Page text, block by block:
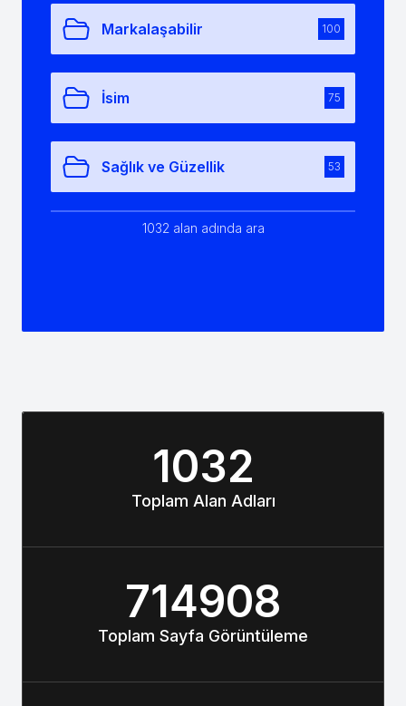
Markalaşabilir 100
İsim 75
Sağlık ve Güzellik 53
1032 alan adında ara
1032
Toplam Alan Adları
714908
Toplam Sayfa Görüntüleme